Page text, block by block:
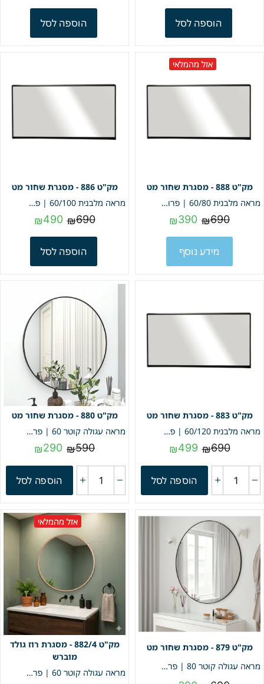
הוספה לסל הוספה לסל
888 - מסגרת שחור מט
אזל מהמלאי
מראה מלבנית 60/80 | פרופיל שחור מט | מק"ט 888
₪690
₪390
מידע נוסף
886 - מסגרת שחור מט
מראה מלבנית 60/100 | פרופיל שחור מט | מק"ט 886
₪690
₪490
הוספה לסל
883 - מסגרת שחור מט
מראה מלבנית 60/120 | פרופיל שחור מט | מק"ט 883
₪690
₪499
הוספה לסל
880 - מסגרת שחור מט
מראה עגולה קוטר 60 | פרופיל שחור | מק"ט 880
₪590
₪290
הוספה לסל
879 - מסגרת שחור מט
מראה עגולה קוטר 80 | פרופיל שחור | מק"ט 879
882/4 - מסגרת רוז גולד
מוברש
אזל מהמלאי
מראה עגולה קוטר 60 | פרופיל רוז גולד מוברש | מק"ט 882/4